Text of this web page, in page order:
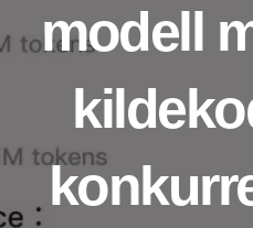
modell